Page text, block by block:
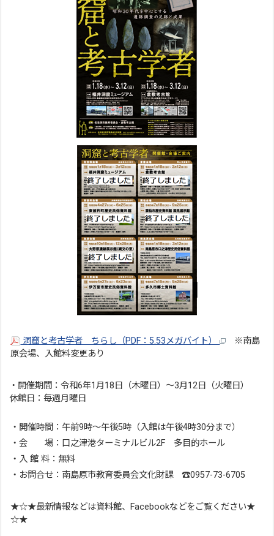
洞窟と考古学者 ちらし（PDF：5.53メガバイト）
※南島
原会場、入館料変更あり
・開催期間：令和6年1月18日（木曜日）～3月12日（火曜日）
休館日：毎週月曜日
・開催時間：午前9時～午後5時（入館は午後4時30分まで）
・会 場：口之津港ターミナルビル2F 多目的ホール
・入 館 料：無料
・お問合せ：南島原市教育委員会文化財課 ☎0957-73-6705
★☆★最新情報などは資料館、Facebookなどをご覧ください★
☆★